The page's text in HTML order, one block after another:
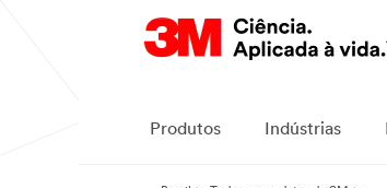
Produtos Indústrias